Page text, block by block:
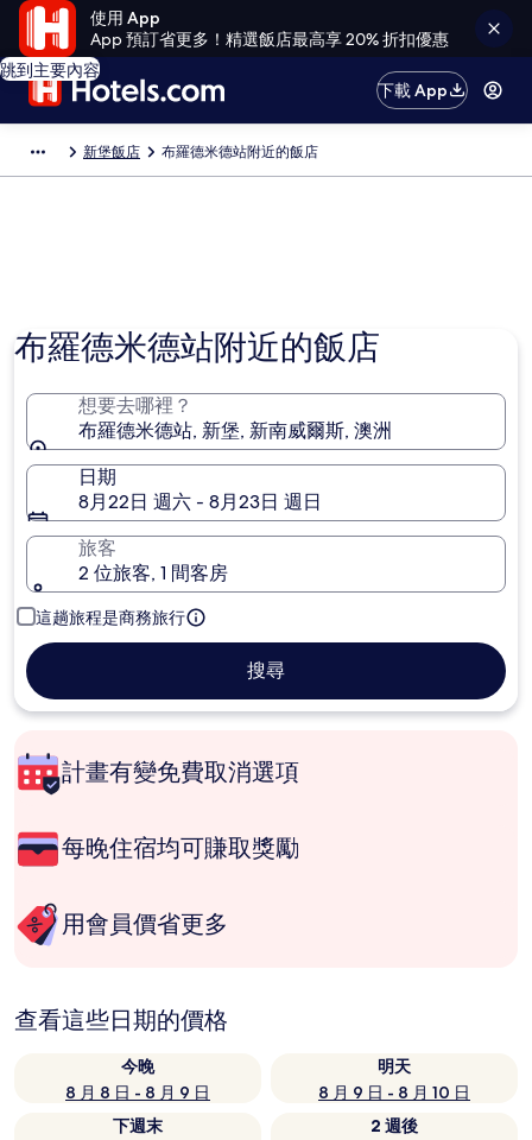
使用 App
App 預訂省更多！精選飯店最高享 20% 折扣優惠
跳到主要內容
下載 App
新堡飯店 布羅德米德站附近的飯店
布羅德米德站附近的飯店
想要去哪裡？
布羅德米德站, 新堡, 新南威爾斯, 澳洲
日期
8月22日 週六 - 8月23日 週日
旅客
2 位旅客, 1 間客房
這趟旅程是商務旅行
搜尋
計畫有變免費取消選項
每晚住宿均可賺取獎勵
用會員價省更多
查看這些日期的價格
今晚
8 月 8 日 - 8 月 9 日
明天
8 月 9 日 - 8 月 10 日
下週末
2 週後